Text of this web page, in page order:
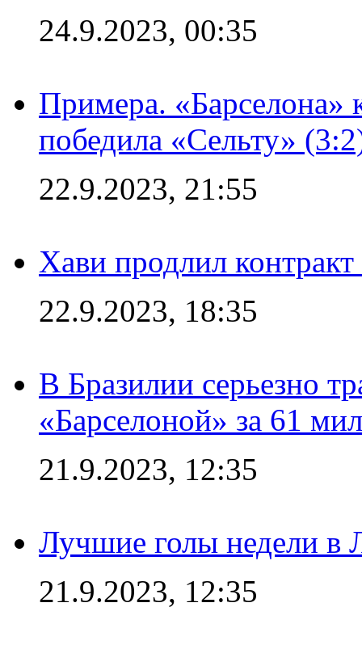
24.9.2023, 00:35
Примера. «Барселона»
победила «Сельту»
22.9.2023, 21:55
Хави продлил
22.9.2023, 18:35
В Бразилии серьезно
«Барселоной» за 61
21.9.2023, 12:35
Лучшие голы недели в
21.9.2023, 12:35